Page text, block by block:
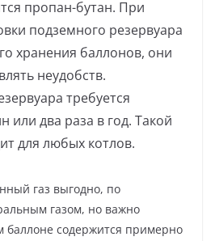
пропан-бутан. При
подземного резервуара
хранения баллонов, они
неудобств.
требуется
или два раза в год. Такой
для любых котлов.
газ выгодно, по
газом, но важно
баллоне содержится примерно